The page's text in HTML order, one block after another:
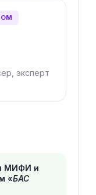
эксперт
МИФИ и
«БАС